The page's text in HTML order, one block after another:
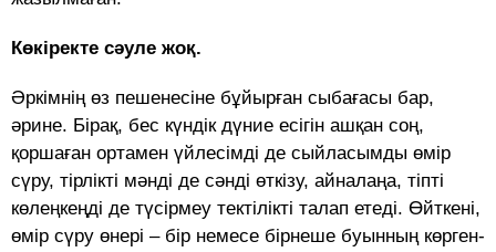
Көкіректе сәуле жоқ.
Әркімнің өз пешенесіне бұйырған сыбағасы бар,
әрине. Бірақ, бес күндік дүние есігін ашқан соң,
қоршаған ортамен үйлесімді де сыйласымды өмір
сүру, тірлікті мәнді де сәнді өткізу, айналаңа, тіпті
көлеңкеңді де түсірмеу тектілікті талап етеді. Өйткені,
өмір сүру өнері – бір немесе бірнеше буынның көрген-